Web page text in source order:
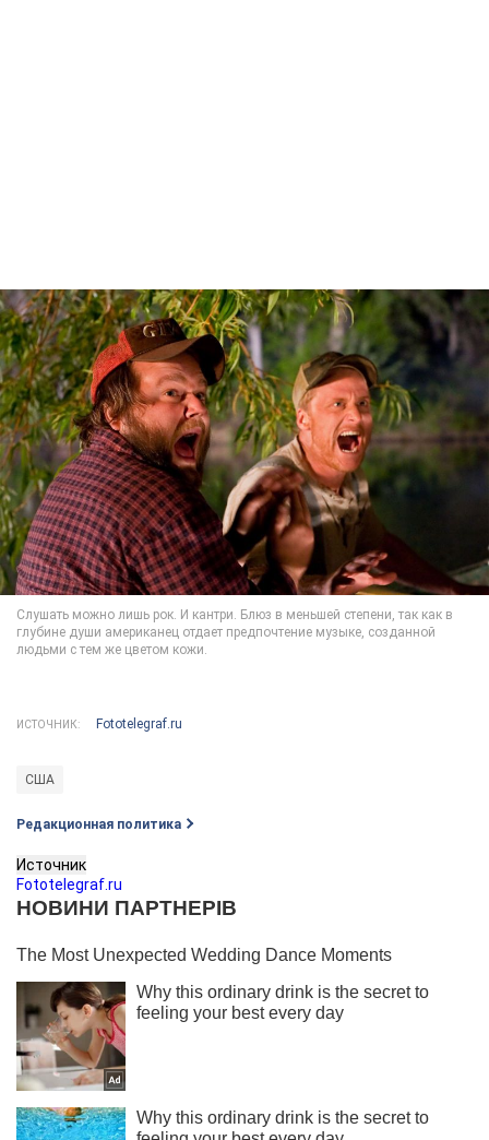
ИСТОЧНИК: Fototelegraf.ru
США
Редакционная политика
Источник
Fototelegraf.ru